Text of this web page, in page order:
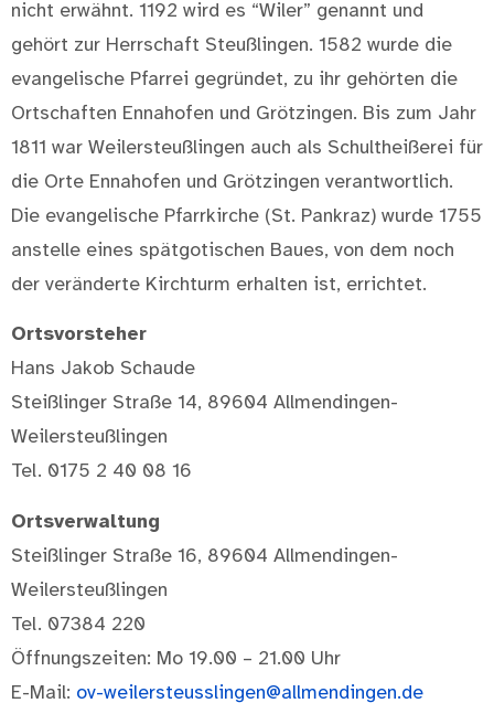
nicht erwähnt. 1192 wird es “Wiler” genannt und
gehört zur Herrschaft Steußlingen. 1582 wurde die
evangelische Pfarrei gegründet, zu ihr gehörten die
Ortschaften Ennahofen und Grötzingen. Bis zum Jahr
1811 war Weilersteußlingen auch als Schultheißerei für
die Orte Ennahofen und Grötzingen verantwortlich.
Die evangelische Pfarrkirche (St. Pankraz) wurde 1755
anstelle eines spätgotischen Baues, von dem noch
der veränderte Kirchturm erhalten ist, errichtet.
Ortsvorsteher
Hans Jakob Schaude
Steißlinger Straße 14, 89604 Allmendingen-
Weilersteußlingen
Tel. 0175 2 40 08 16
Ortsverwaltung
Steißlinger Straße 16, 89604 Allmendingen-
Weilersteußlingen
Tel. 07384 220
Öffnungszeiten: Mo 19.00 – 21.00 Uhr
E-Mail: ov-weilersteusslingen@allmendingen.de